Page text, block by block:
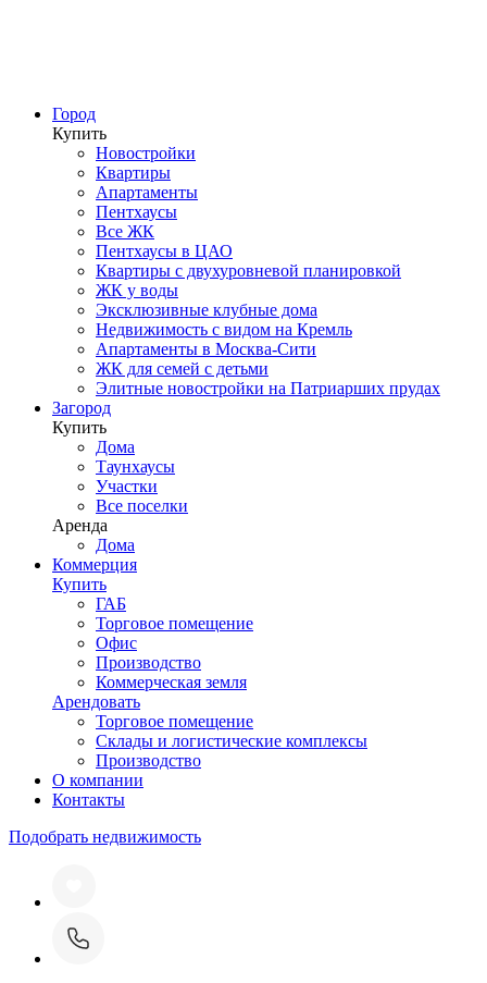
Город
Купить
Новостройки
Квартиры
Апартаменты
Пентхаусы
Все ЖК
Пентхаусы в ЦАО
Квартиры с двухуровневой планировкой
ЖК у воды
Эксклюзивные клубные дома
Недвижимость с видом на Кремль
Апартаменты в Москва-Сити
ЖК для семей с детьми
Элитные новостройки на Патриарших прудах
Загород
Купить
Дома
Таунхаусы
Участки
Все поселки
Аренда
Дома
Коммерция
Купить
ГАБ
Торговое помещение
Офис
Производство
Коммерческая земля
Арендовать
Торговое помещение
Склады и логистические комплексы
Производство
О компании
Контакты
Подобрать недвижимость